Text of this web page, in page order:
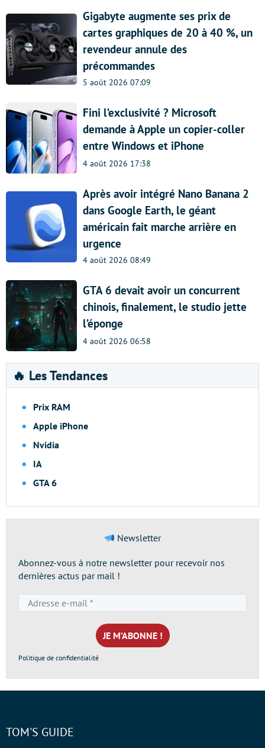
Gigabyte augmente ses prix de
cartes graphiques de 20 à 40 %, un
revendeur annule des
précommandes
5 août 2026 07:09
Fini l’exclusivité ? Microsoft
demande à Apple un copier-coller
entre Windows et iPhone
4 août 2026 17:38
Après avoir intégré Nano Banana 2
dans Google Earth, le géant
américain fait marche arrière en
urgence
4 août 2026 08:49
GTA 6 devait avoir un concurrent
chinois, finalement, le studio jette
l’éponge
4 août 2026 06:58
🔥 Les Tendances
Prix RAM
Apple iPhone
Nvidia
IA
GTA 6
Newsletter
Abonnez-vous à notre newsletter pour recevoir nos
dernières actus par mail !
e-
mail
*
Politique de confidentialité
TOM'S GUIDE